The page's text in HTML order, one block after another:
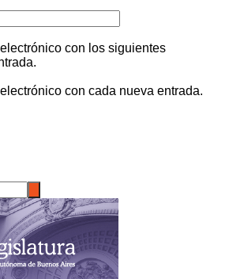
con los siguientes
con cada nueva entrada.